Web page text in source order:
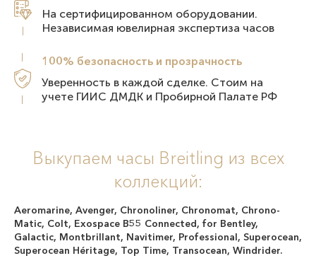
На сертифицированном оборудовании.
Независимая ювелирная экспертиза часов
100% безопасность и прозрачность
Уверенность в каждой сделке. Стоим на
учете ГИИС ДМДК и Пробирной Палате РФ
Выкупаем часы Breitling из всех
коллекций:
Aeromarine, Avenger, Chronoliner, Chronomat, Chrono-
Matic, Colt, Exospace B55 Connected, for Bentley,
Galactic, Montbrillant, Navitimer, Professional, Superocean,
Superocean Héritage, Top Time, Transocean, Windrider.